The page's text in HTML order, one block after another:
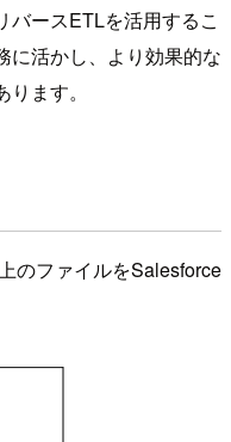
バースETLを活用するこ
に活かし、より効果的な
ます。
のファイルをSalesforce